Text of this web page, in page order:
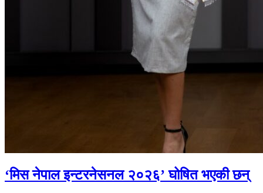
‘मिस नेपाल इन्टरनेसनल २०२६’ घोषित भएकी छन्